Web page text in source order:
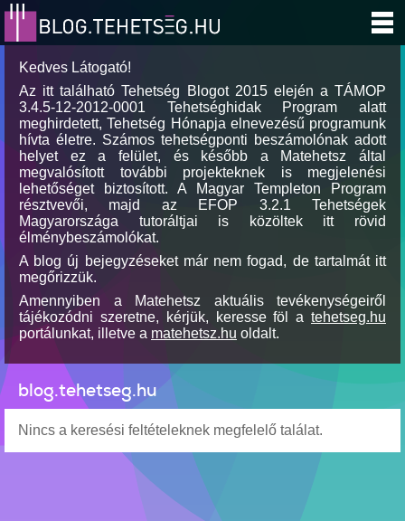
Kedves Látogató!
Az itt található Tehetség Blogot 2015 elején a TÁMOP
3.4.5-12-2012-0001 Tehetséghidak Program alatt
meghirdetett, Tehetség Hónapja elnevezésű programunk
hívta életre. Számos tehetségponti beszámolónak adott
helyet ez a felület, és később a Matehetsz által
megvalósított további projekteknek is megjelenési
lehetőséget biztosított. A Magyar Templeton Program
résztvevői, majd az EFOP 3.2.1 Tehetségek
Magyarországa tutoráltjai is közöltek itt rövid
élménybeszámolókat.
A blog új bejegyzéseket már nem fogad, de tartalmát itt
megőrizzük.
Amennyiben a Matehetsz aktuális tevékenységeiről
tájékozódni szeretne, kérjük, keresse föl a tehetseg.hu
portálunkat, illetve a matehetsz.hu oldalt.
blog.tehetseg.hu
Nincs a keresési feltételeknek megfelelő találat.